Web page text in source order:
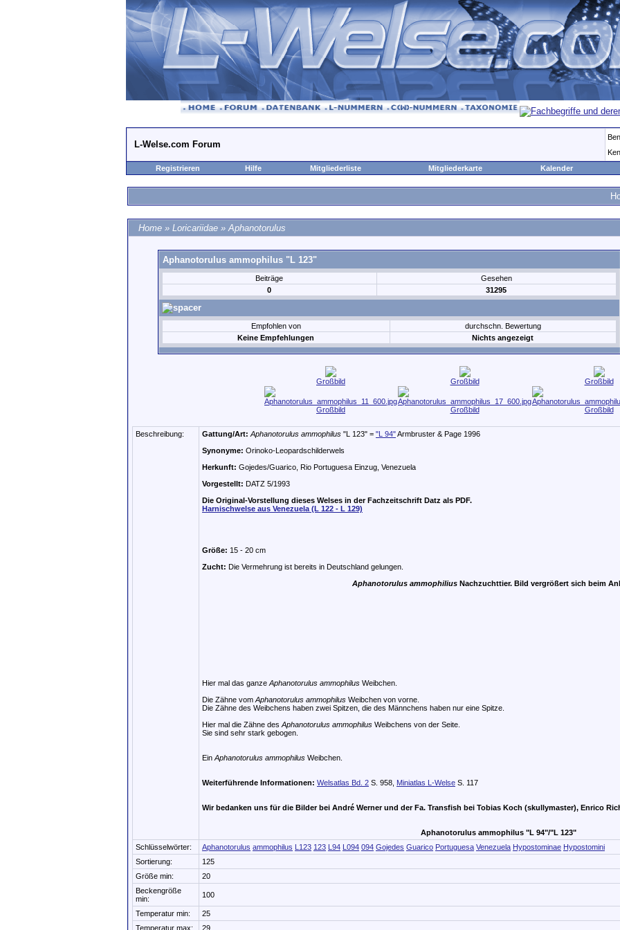
L-Welse.com Forum
Registrieren
Hilfe Mitgliederliste Mitgliederkarte Kalender
Home » Loricariidae »Aphanotorulus
Aphanotorulus ammophilus "L 123"
Beiträge
Gesehen
0
31295
Empfohlen von
durchschn. Bewertung
Keine Empfehlungen
Nichts angezeigt
Großbild Großbild Großbild
Großbild Großbild Großbild
Beschreibung: Gattung/Art: Aphanotorulus ammophilus "L 123" = "L 94"Armbruster & Page 1996
Synonyme: Orinoko-Leopardschilderwels
Herkunft: Gojedes/Guarico, Rio Portuguesa Einzug, Venezuela
Vorgestellt: DATZ 5/1993
Die Original-Vorstellung dieses Welses in der Fachzeitschrift Datz als PDF.
Harnischwelse aus Venezuela (L 122 - L 129)
Größe: 15 - 20 cm
Zucht: Die Vermehrung ist bereits in Deutschland gelungen.
Aphanotorulus ammophilius Nachzuchttier. Bild vergrößert sich beim
Hier mal das ganze Aphanotorulus ammophilus Weibchen.
Die Zähne vom Aphanotorulus ammophilus Weibchen von vorne.
Die Zähne des Weibchens haben zwei Spitzen, die des Männchens haben nur eine Spitze.
Hier mal die Zähne des Aphanotorulus ammophilus Weibchens von der Seite.
Sie sind sehr stark gebogen.
Ein Aphanotorulus ammophilus Weibchen.
Weiterführende Informationen: Welsatlas Bd. 2 S. 958, Miniatlas L-Welse S. 117
Wir bedanken uns für die Bilder bei André Werner und der Fa. Transfish bei Tobias Koch (skullymaster), Enrico
Aphanotorulus ammophilus "L 94"/"L 123"
Schlüsselwörter:
Aphanotorulus ammophilus L123 123 L94 L094 094 Gojedes Guarico Portuguesa Venezuela Hypostominae Hypostomini
Sortierung:
125
Größe min:
20
Beckengröße
min:
100
Temperatur min:
25
Temperatur max:
29